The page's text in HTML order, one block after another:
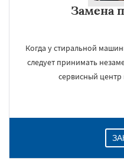
Замена
Когда у стиральной
следует принимать
сервисный